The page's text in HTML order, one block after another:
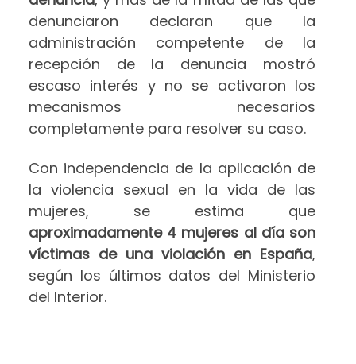
denunciaron declaran que la
administración competente de la
recepción de la denuncia mostró
escaso interés y no se activaron los
mecanismos necesarios
completamente para resolver su caso.
Con independencia de la aplicación de
la violencia sexual en la vida de las
mujeres, se estima que
aproximadamente 4 mujeres al día son
víctimas de una violación en España,
según los últimos datos del Ministerio
del Interior.